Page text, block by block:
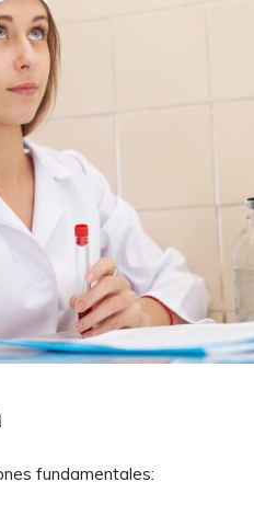
fundamentales: